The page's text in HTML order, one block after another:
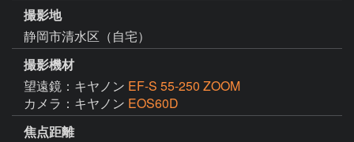
撮影地
静岡市清水区（自宅）
撮影機材
望遠鏡：キヤノン EF-S 55-250 ZOOM
カメラ：キヤノン EOS60D
焦点距離